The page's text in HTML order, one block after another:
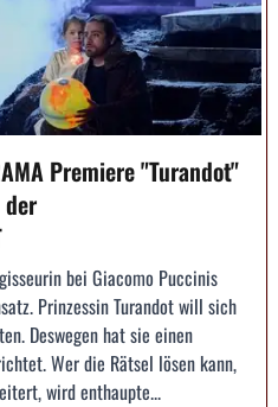
Premiere "Turandot"
bei Giacomo Puccinis
Prinzessin Turandot will sich
Deswegen hat sie einen
Wer die Rätsel lösen kann,
wird enthaupte...